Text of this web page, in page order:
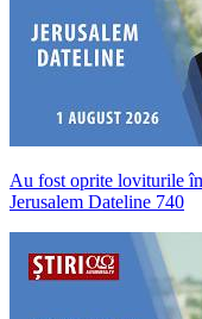
Au fost oprite loviturile
Jerusalem Dateline 740